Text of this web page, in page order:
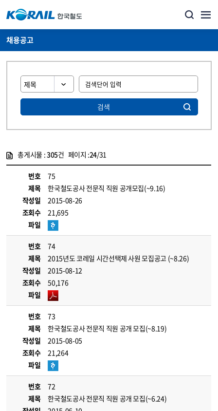
채용공고
검색
총게시물 :305건 페이지 :24/31
번호
75
제목
한국철도공사 전문직 직원 공개모집(~9.16)
작성일
2015-08-26
조회수
21,695
파일
번호
74
제목
2015년도 코레일 시간선택제 사원 모집공고 (~8.26)
작성일
2015-08-12
조회수
50,176
파일
번호
73
제목
한국철도공사 전문직 직원 공개 모집(~8.19)
작성일
2015-08-05
조회수
21,264
파일
번호
72
제목
한국철도공사 전문직 직원 공개 모집(~6.24)